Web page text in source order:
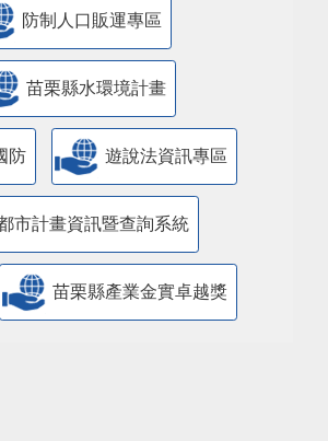
防制人口販運專區
苗栗縣水環境計畫
防 遊說法資訊專區
市計畫資訊暨查詢系統
苗栗縣產業金實卓越獎